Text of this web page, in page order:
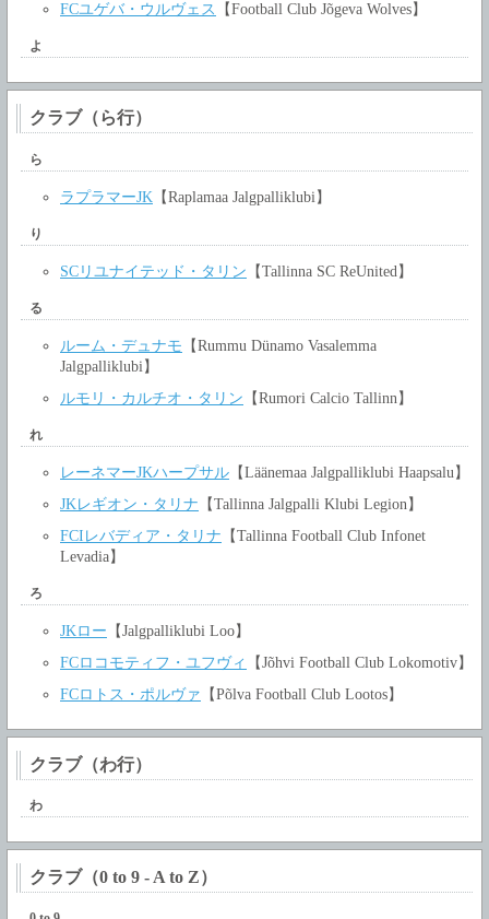
FCユゲバ・ウルヴェス 【Football Club Jõgeva Wolves】
よ
クラブ（ら行）
ら
ラプラマーJK 【Raplamaa Jalgpalliklubi】
り
SCリユナイテッド・タリン 【Tallinna SC ReUnited】
る
ルーム・デュナモ 【Rummu Dünamo Vasalemma
Jalgpalliklubi】
ルモリ・カルチオ・タリン 【Rumori Calcio Tallinn】
れ
レーネマーJKハープサル 【Läänemaa Jalgpalliklubi Haapsalu】
JKレギオン・タリナ 【Tallinna Jalgpalli Klubi Legion】
FCIレバディア・タリナ 【Tallinna Football Club Infonet
Levadia】
ろ
JKロー 【Jalgpalliklubi Loo】
FCロコモティフ・ユフヴィ
【Jõhvi Football Club Lokomotiv】
FCロトス・ポルヴァ 【Põlva Football Club Lootos】
クラブ（わ行）
わ
クラブ（0 to 9 - A to Z）